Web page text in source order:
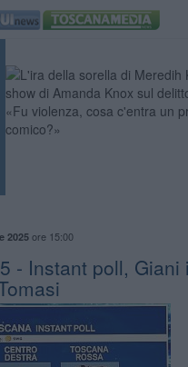
2025ore 15:00
- Instant poll, Giani